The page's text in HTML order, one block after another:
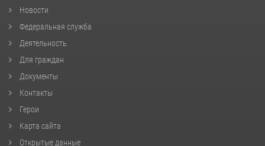
Новости
Федеральная служба
Деятельность
Для граждан
Документы
Контакты
Герои
Карта сайта
Открытые данные